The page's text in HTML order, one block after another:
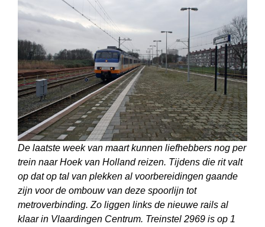
De laatste week van maart kunnen liefhebbers nog per
trein naar Hoek van Holland reizen. Tijdens die rit valt
op dat op tal van plekken al voorbereidingen gaande
zijn voor de ombouw van deze spoorlijn tot
metroverbinding. Zo liggen links de nieuwe rails al
klaar in Vlaardingen Centrum. Treinstel 2969 is op 1